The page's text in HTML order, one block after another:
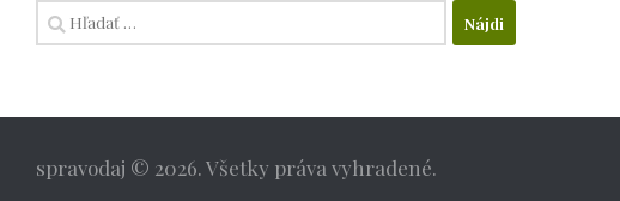
Hľadať:
spravodaj © 2026. Všetky práva vyhradené.